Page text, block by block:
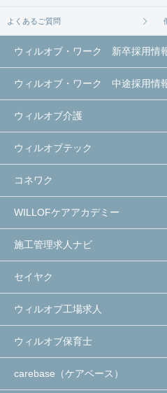
よくあるご質問
ウィルオブ・ワーク 新卒採用情
ウィルオブ・ワーク 中途採用情
ウィルオブ介護
ウィルオブテック
コネワク
WILLOFケアアカデミー
施工管理求人ナビ
セイヤク
ウィルオブ工場求人
ウィルオブ保育士
carebase（ケアベース）